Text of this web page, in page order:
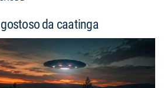
da caatinga